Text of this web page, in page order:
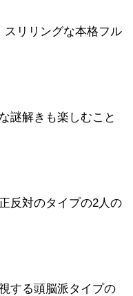
リリングな本格フル
謎解きも楽しむこと
反対のタイプの2人の
する頭脳派タイプの